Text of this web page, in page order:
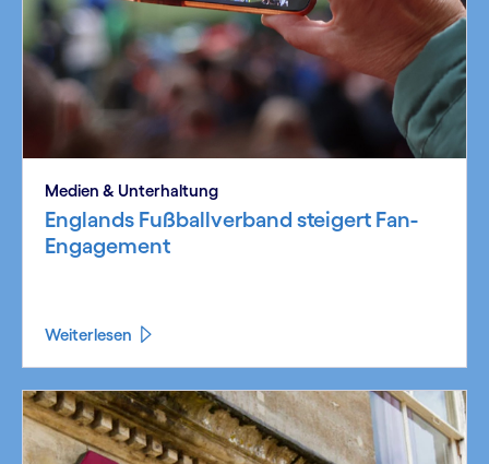
Medien & Unterhaltung
Englands Fußballverband steigert Fan-
Engagement
Weiterlesen